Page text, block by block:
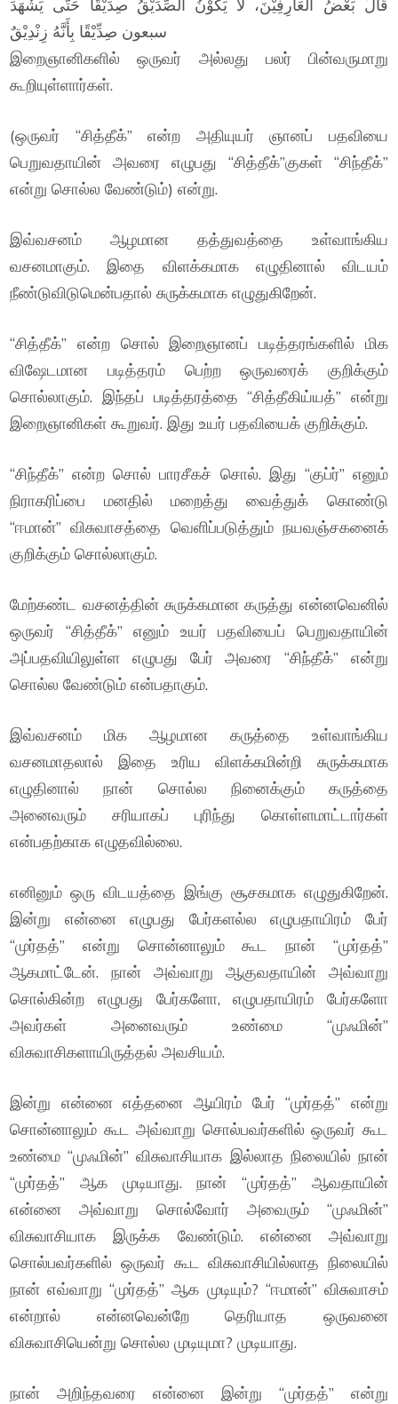
قَالَ بَعْضُ الْعَارِفِيْنَ، لَا يَكُوْنُ الصِّدِّيْقُ صِدِّيْقًا حَتَّى يَشْهَدَ
سبعون صِدِّيْقًا بِأَنَّهُ زِنْدِيْقٌ
இறைஞானிகளில் ஒருவர் அல்லது பலர் பின்வருமாறு
கூறியுள்ளார்கள்.
(ஒருவர் “சித்தீக்” என்ற அதியுயர் ஞானப் பதவியை
பெறுவதாயின் அவரை எழுபது “சித்தீக்”குகள் “சிந்தீக்”
என்று சொல்ல வேண்டும்) என்று.
இவ்வசனம் ஆழமான தத்துவத்தை உள்வாங்கிய
வசனமாகும். இதை விளக்கமாக எழுதினால் விடயம்
நீண்டுவிடுமென்பதால் சுருக்கமாக எழுதுகிறேன்.
“சித்தீக்” என்ற சொல் இறைஞானப் படித்தரங்களில் மிக
விஷேடமான படித்தரம் பெற்ற ஒருவரைக் குறிக்கும்
சொல்லாகும். இந்தப் படித்தரத்தை “சித்தீகிய்யத்” என்று
இறைஞானிகள் கூறுவர். இது உயர் பதவியைக் குறிக்கும்.
“சிந்தீக்” என்ற சொல் பாரசீகச் சொல். இது “குப்ர்” எனும்
நிராகரிப்பை மனதில் மறைத்து வைத்துக் கொண்டு
“ஈமான்” விசுவாசத்தை வெளிப்படுத்தும் நயவஞ்சகனைக்
குறிக்கும் சொல்லாகும்.
மேற்கண்ட வசனத்தின் சுருக்கமான கருத்து என்னவெனில்
ஒருவர் “சித்தீக்” எனும் உயர் பதவியைப் பெறுவதாயின்
அப்பதவியிலுள்ள எழுபது பேர் அவரை “சிந்தீக்” என்று
சொல்ல வேண்டும் என்பதாகும்.
இவ்வசனம் மிக ஆழமான கருத்தை உள்வாங்கிய
வசனமாதலால் இதை உரிய விளக்கமின்றி சுருக்கமாக
எழுதினால் நான் சொல்ல நினைக்கும் கருத்தை
அனைவரும் சரியாகப் புரிந்து கொள்ளமாட்டார்கள்
என்பதற்காக எழுதவில்லை.
எனினும் ஒரு விடயத்தை இங்கு சூசகமாக எழுதுகிறேன்.
இன்று என்னை எழுபது பேர்களல்ல எழுபதாயிரம் பேர்
“முர்தத்” என்று சொன்னாலும் கூட நான் “முர்தத்”
ஆகமாட்டேன். நான் அவ்வாறு ஆகுவதாயின் அவ்வாறு
சொல்கின்ற எழுபது பேர்களோ, எழுபதாயிரம் பேர்களோ
அவர்கள் அனைவரும் உண்மை “முஃமின்”
விசுவாசிகளாயிருத்தல் அவசியம்.
இன்று என்னை எத்தனை ஆயிரம் பேர் “முர்தத்” என்று
சொன்னாலும் கூட அவ்வாறு சொல்பவர்களில் ஒருவர் கூட
உண்மை “முஃமின்” விசுவாசியாக இல்லாத நிலையில் நான்
“முர்தத்” ஆக முடியாது. நான் “முர்தத்” ஆவதாயின்
என்னை அவ்வாறு சொல்வோர் அவைரும் “முஃமின்”
விசுவாசியாக இருக்க வேண்டும். என்னை அவ்வாறு
சொல்பவர்களில் ஒருவர் கூட விசுவாசியில்லாத நிலையில்
நான் எவ்வாறு “முர்தத்” ஆக முடியும்? “ஈமான்” விசுவாசம்
என்றால் என்னவென்றே தெரியாத ஒருவனை
விசுவாசியென்று சொல்ல முடியுமா? முடியாது.
நான் அறிந்தவரை என்னை இன்று “முர்தத்” என்று